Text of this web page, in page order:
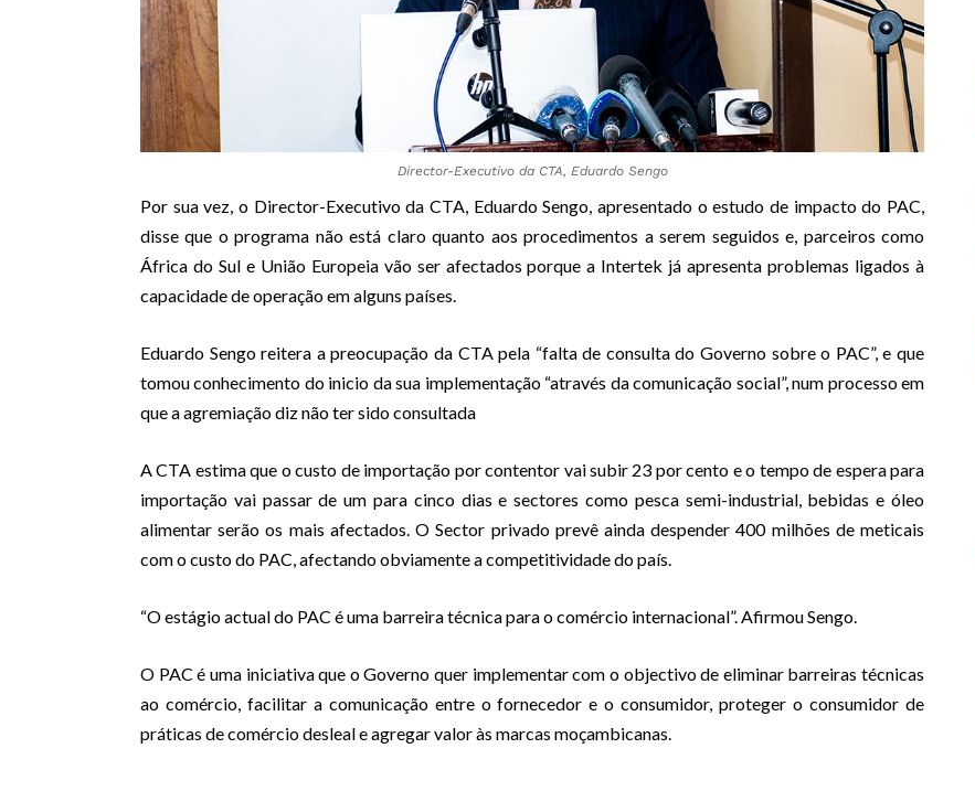
Director-Executivo da CTA, Eduardo Sengo
Por sua vez, o Director-Executivo da CTA, Eduardo Sengo, apresentado o estudo de impacto do PAC,
disse que o programa não está claro quanto aos procedimentos a serem seguidos e, parceiros como
África do Sul e União Europeia vão ser afectados porque a Intertek já apresenta problemas ligados à
capacidade de operação em alguns países.
Eduardo Sengo reitera a preocupação da CTA pela “falta de consulta do Governo sobre o PAC”, e que
tomou conhecimento do inicio da sua implementação “através da comunicação social”, num processo em
que a agremiação diz não ter sido consultada
A CTA estima que o custo de importação por contentor vai subir 23 por cento e o tempo de espera para
importação vai passar de um para cinco dias e sectores como pesca semi-industrial, bebidas e óleo
alimentar serão os mais afectados. O Sector privado prevê ainda despender 400 milhões de meticais
com o custo do PAC, afectando obviamente a competitividade do país.
“O estágio actual do PAC é uma barreira técnica para o comércio internacional”. Afirmou Sengo.
O PAC é uma iniciativa que o Governo quer implementar com o objectivo de eliminar barreiras técnicas
ao comércio, facilitar a comunicação entre o fornecedor e o consumidor, proteger o consumidor de
práticas de comércio desleal e agregar valor às marcas moçambicanas.